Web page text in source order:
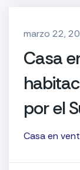
marzo 22,
Casa
por el
Casa en